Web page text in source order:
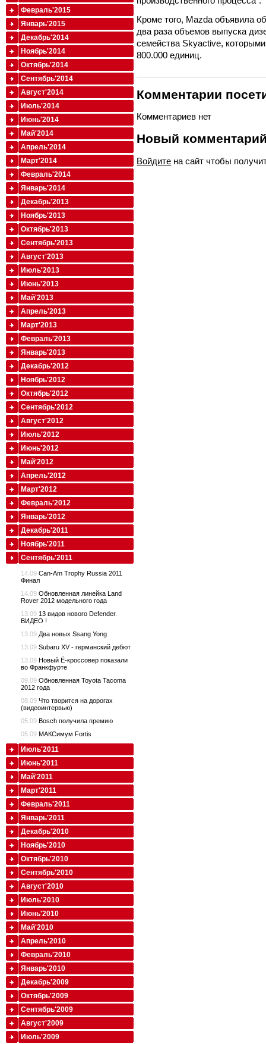
Кроме того, Mazda объявила
два раза объемов выпуска
семейства Skyactive,
800.000 единиц.
Комментарии
Комментариев нет
Новый
Войдите на сайт чтобы
Февраль'2015
Январь'2015
Декабрь'2014
Ноябрь'2014
Октябрь'2014
Сентябрь'2014
Август'2014
Июль'2014
Июнь'2014
Май'2014
Апрель'2014
Март'2014
Февраль'2014
Январь'2014
Декабрь'2013
Ноябрь'2013
Октябрь'2013
Сентябрь'2013
Август'2013
Июль'2013
Июнь'2013
Май'2013
Апрель'2013
Март'2013
Февраль'2013
Январь'2013
Декабрь'2012
Ноябрь'2012
Октябрь'2012
Сентябрь'2012
Август'2012
Июль'2012
Июнь'2012
Май'2012
Апрель'2012
Март'2012
Февраль'2012
Январь'2012
Декабрь'2011
Ноябрь'2011
Сентябрь'2011
14.09 Can-Am Trophy Russia 2011
Финал
14.09 Обновленная линейка Land
Rover 2012 модельного года
13.09 13 видов нового Defender.
ВИДЕО !
13.09 Два новых Ssang Yong
13.09 Subaru XV - германский дебют
13.09 Новый Ё-кроссовер показали
во Франкфурте
09.09 Обновленная Toyota Tacoma
2012 года
08.09 Что творится на дорогах
(видеоинтервью)
05.09 Bosch получила премию
05.09 МАКСимум Fortis
Июль'2011
Июнь'2011
Май'2011
Март'2011
Февраль'2011
Январь'2011
Декабрь'2010
Ноябрь'2010
Октябрь'2010
Сентябрь'2010
Август'2010
Июль'2010
Июнь'2010
Май'2010
Апрель'2010
Февраль'2010
Январь'2010
Декабрь'2009
Октябрь'2009
Сентябрь'2009
Август'2009
Июль'2009